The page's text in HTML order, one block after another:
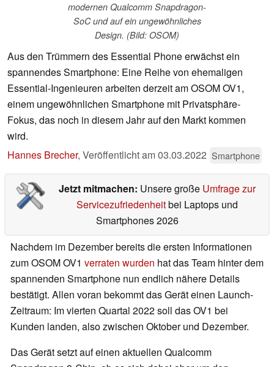
modernen Qualcomm Snapdragon-
SoC und auf ein ungewöhnliches
Design. (Bild: OSOM)
Aus den Trümmern des Essential Phone erwächst ein
spannendes Smartphone: Eine Reihe von ehemaligen
Essential-Ingenieuren arbeiten derzeit am OSOM OV1,
einem ungewöhnlichen Smartphone mit Privatsphäre-
Fokus, das noch in diesem Jahr auf den Markt kommen
wird.
Hannes Brecher, Veröffentlicht am03.03.2022 Smartphone
Jetzt mitmachen: Unsere große Umfrage zur
Servicezufriedenheitbei Laptops und
Smartphones 2026
Nachdem im Dezember bereits die ersten Informationen
zum OSOM OV1 verraten wurden hat das Team hinter dem
spannenden Smartphone nun endlich nähere Details
bestätigt. Allen voran bekommt das Gerät einen Launch-
Zeitraum: Im vierten Quartal 2022 soll das OV1 bei
Kunden landen, also zwischen Oktober und Dezember.
Das Gerät setzt auf einen aktuellen Qualcomm